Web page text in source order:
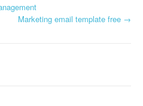
Marketing email template free →